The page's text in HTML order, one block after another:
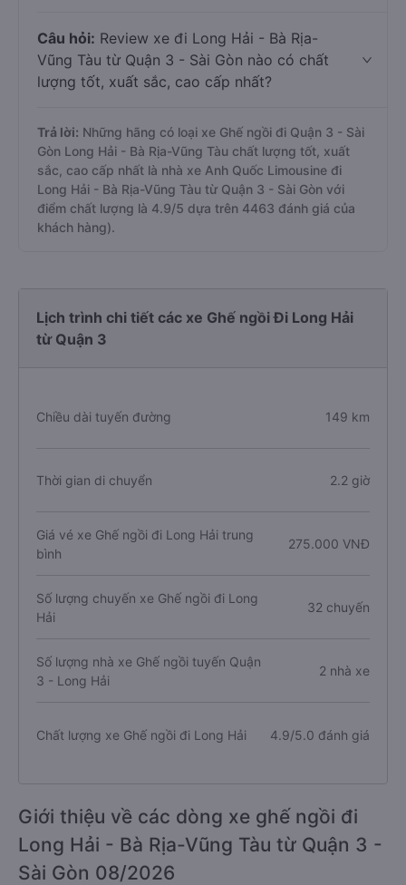
Câu hỏi: Review xe đi Long Hải - Bà Rịa-
Vũng Tàu từ Quận 3 - Sài Gòn nào có chất
lượng tốt, xuất sắc, cao cấp nhất?
Trả lời: Những hãng có loại xe Ghế ngồi đi Quận 3 - Sài
Gòn Long Hải - Bà Rịa-Vũng Tàu chất lượng tốt, xuất
sắc, cao cấp nhất là nhà xe Anh Quốc Limousine đi
Long Hải - Bà Rịa-Vũng Tàu từ Quận 3 - Sài Gòn với
điểm chất lượng là 4.9/5 dựa trên 4463 đánh giá của
khách hàng).
Lịch trình chi tiết các xe Ghế ngồi Đi Long Hải
từ Quận 3
Chiều dài tuyến đường 149 km
Thời gian di chuyển 2.2 giờ
Giá vé xe Ghế ngồi đi Long Hải trung
bình
275.000 VNĐ
Số lượng chuyến xe Ghế ngồi đi Long
Hải
32 chuyến
Số lượng nhà xe Ghế ngồi tuyến Quận
3 - Long Hải
2 nhà xe
Chất lượng xe Ghế ngồi đi Long Hải 4.9/5.0 đánh giá
Giới thiệu về các dòng xe ghế ngồi đi
Long Hải - Bà Rịa-Vũng Tàu từ Quận 3 -
Sài Gòn 08/2026